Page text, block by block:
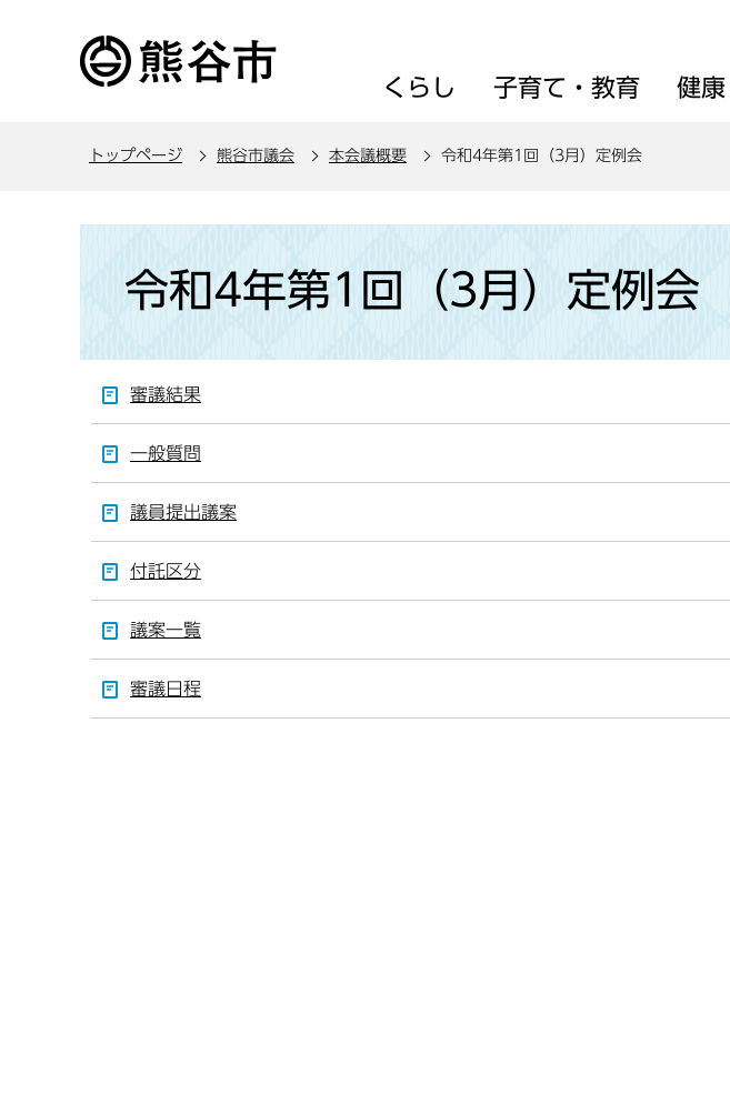
くらし 子育て・教育 健
トップページ 熊谷市議会 本会議概要 令和4年第1回（3月）定例会
か
令和4年第1回（3月）定例会
審議結果
一般質問
議員提出議案
付託区分
議案一覧
審議日程